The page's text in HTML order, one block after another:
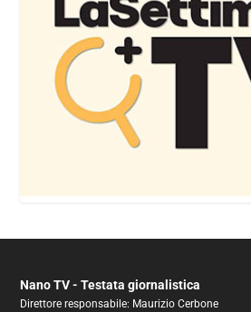
Nano TV - Testata giornalistica
Direttore responsabile: Maurizio Cerbone